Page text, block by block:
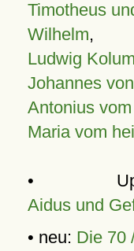
Timotheus
Wilhelm,
Ludwig
Johannes
Antonius
Maria vom
•
Aidus und
• neu: Die 70